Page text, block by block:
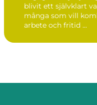
blivit ett självklart
många som vill
arbete och fritid ...